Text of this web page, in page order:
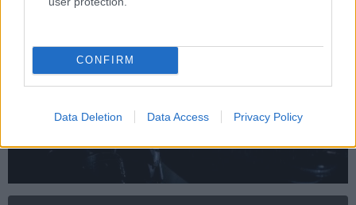
CONFIRM
Data Deletion Data Access Privacy Policy